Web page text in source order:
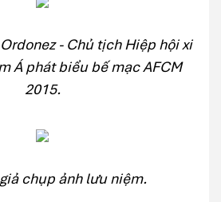
- Chủ tịch Hiệp hội xi
Á phát biểu bế mạc AFCM
2015.
chụp ảnh lưu niệm.